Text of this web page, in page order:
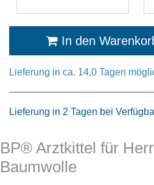
In den
Lieferung in ca. 14,0 Tagen
Lieferung in 2 Tagen bei
BP® Arztkittel für
Baumwolle